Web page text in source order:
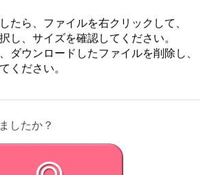
約書にご同意いただいたものとしま
以下「お客さま」とします）とVAIO
に関する条件を定めるものです。
する権利に関する諸条約その他知的財
って保護されています。許諾ソフトウ
たら、ファイルを右クリックして、
し、サイズを確認してください。
ダウンロードしたファイルを削除し、
ください。
したか？